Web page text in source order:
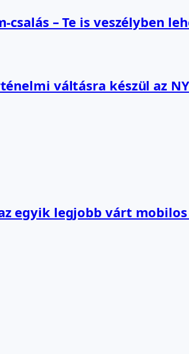
– Te is veszélyben
váltásra készül az
egyik legjobb várt